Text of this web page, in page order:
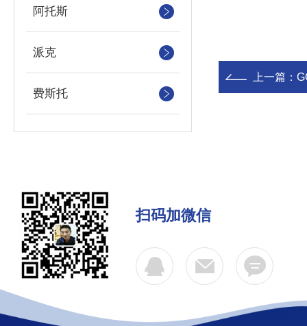
阿托斯
派克
费斯托
上一篇：
扫码加微信